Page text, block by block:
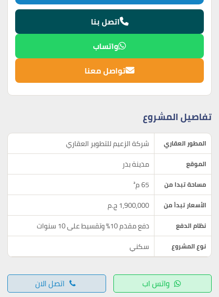
اتصل بنا
واتساب
تواصل معنا
تفاصيل المشروع
المطور العقاري شركة الزعيم للتطوير العقاري
الموقع مدينة بدر
مساحة تبدا من 65 م²
الأسعار تبدأ من 1,900,000 ج.م
نظام الدفع دفع مقدم 10% وتقسيط على 10 سنوات
نوع المشروع سكني
واتس اب اتصل الان